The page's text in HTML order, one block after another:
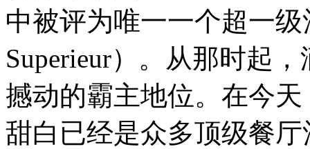
中被评为唯一一个超一级
Superieur）。从那时起
撼动的霸主地位。在今
甜白已经是众多顶级餐